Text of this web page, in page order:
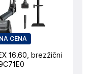
CENA
16.60, brezžični